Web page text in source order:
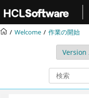
メインコンテンツにジャンプ
Welcome 作業の開始